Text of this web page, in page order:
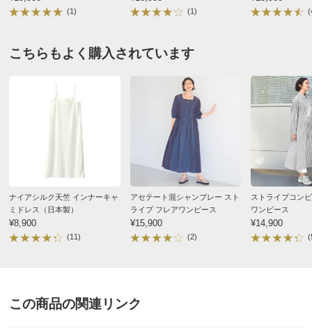
弱い手洗い出来ます。（洗濯機は使用できません）
(1) (1)
こちらもよく購入されています
ナイアシルク天竺 インナーキャ
ミドレス（日本製）
¥8,900
(11)
アセテート混シャンブレー スト
ライプ フレアワンピース
¥15,900
(2)
ストライプコン
ワンピース
¥14,900
この商品の関連リンク